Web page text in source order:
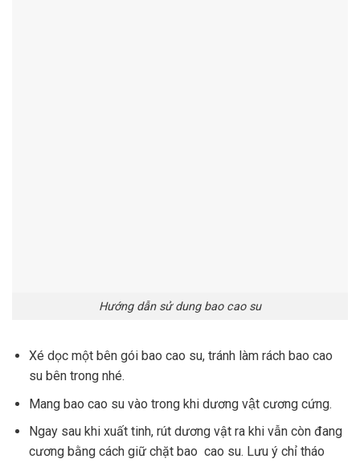
Hướng dẫn sử dung bao cao su
Xé dọc một bên gói bao cao su, tránh làm rách bao cao
su bên trong nhé.
Mang bao cao su vào trong khi dương vật cương cứng.
Ngay sau khi xuất tinh, rút dương vật ra khi vẫn còn đang
cương bằng cách giữ chặt bao cao su. Lưu ý chỉ tháo